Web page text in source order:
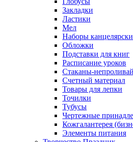
Закладки
Ластики
Мел
Наборы
Обложки
Подставки для книг
Расписание уроков
Стаканы-
Счетный материал
Товары для лепки
Точилки
Тубусы
Чертежные
Кожгалантерея
Элементы питания